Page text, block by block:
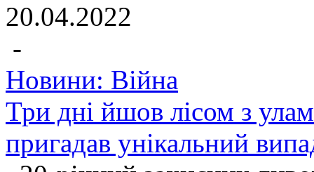
20.04.2022
-
Новини: Війна
Три дні йшов лісом з
пригадав унікальний